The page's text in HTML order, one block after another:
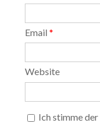
Email*
Website
Ich stimme der